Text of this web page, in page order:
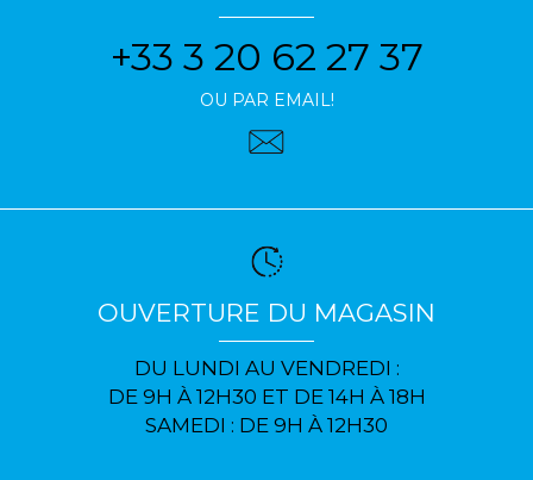
+33 3 20 62 27 37
OU PAR EMAIL!
OUVERTURE DU MAGASIN
DU LUNDI AU VENDREDI :
DE 9H À 12H30 ET DE 14H À 18H
SAMEDI : DE 9H À 12H30